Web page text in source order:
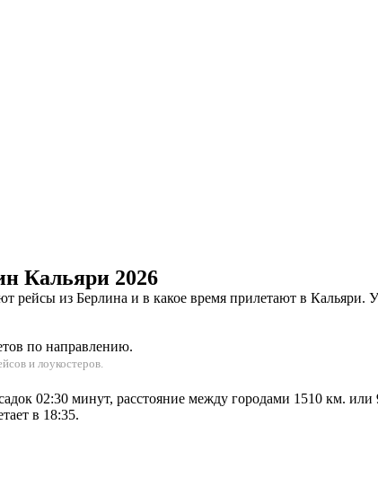
Кальяри 2026
рейсы из Берлина и в какое время прилетают в
по направлению.
и лоукостеров.
02:30 минут, расстояние между городами 1510 км.
в 18:35.